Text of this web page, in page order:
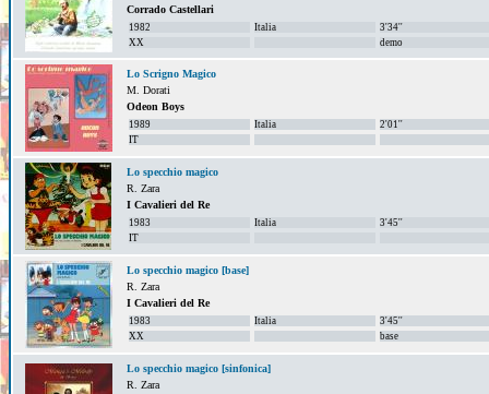
Corrado Castellari
1982 Italia
3'34''
XX
demo
Lo Scrigno Magico
M. Dorati
Odeon Boys
1989 Italia
2'01''
IT
Lo specchio magico
R. Zara
I Cavalieri del Re
1983 Italia
3'45''
IT
Lo specchio magico [base]
R. Zara
I Cavalieri del Re
1983 Italia
3'45''
XX
base
Lo specchio magico [sinfonica]
R. Zara